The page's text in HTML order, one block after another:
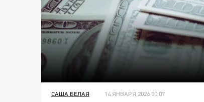
САША БЕЛАЯ 14 ЯНВАРЯ 2026 00:07